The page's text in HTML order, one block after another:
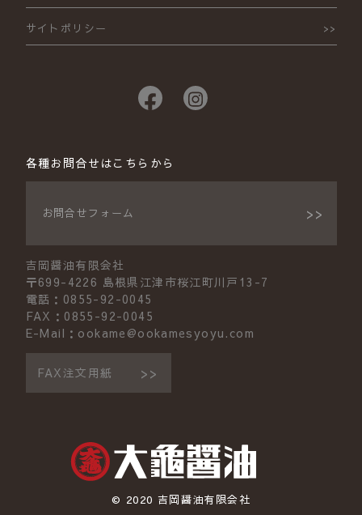
サイトポリシー
各種お問合せはこちらから
お問合せフォーム
吉岡醤油有限会社
〒699-4226 島根県江津市桜江町川戸13-7
電話：0855-92-0045
FAX：0855-92-0045
E-Mail：ookame@ookamesyoyu.com
FAX注文用紙
© 2020 吉岡醤油有限会社